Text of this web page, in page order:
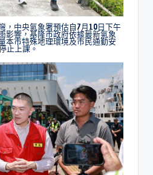
，中央氣象署預估自7月10日下午
影響，基隆市政府依據最新氣象
本市特殊地理環境及市民通勤安
止上課。